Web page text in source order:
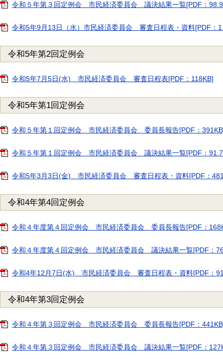
令和５年第３回定例会 市民経済委員会 議決結果一覧[PDF：
令和5年9月13日（水）市民経済委員会 審査日程表・資料[PDF：
令和5年第2回定例会
令和5年7月5日(水) 市民経済委員会 審査日程表[PDF：118KB]
令和5年第1回定例会
令和５年第１回定例会 市民経済委員会 委員長報告[PDF：
令和５年第１回定例会 市民経済委員会 議決結果一覧[PDF：
令和5年3月3日(金) 市民経済委員会 審査日程表・資料[PDF：
令和4年第4回定例会
令和４年度第４回定例会 市民経済委員会 委員長報告[PDF：
令和４年度第４回定例会 市民経済委員会 議決結果一覧[PDF：
令和4年12月7日(水) 市民経済委員会 審査日程表・資料[PDF：
令和4年第3回定例会
令和４年第３回定例会 市民経済委員会 委員長報告[PDF：
令和４年第３回定例会 市民経済委員会 議決結果一覧[PDF：